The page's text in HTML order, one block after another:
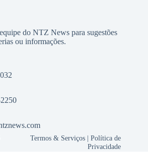
do NTZ News para sugestões
ou informações.
Termos & Serviços |Política de
Privacidade